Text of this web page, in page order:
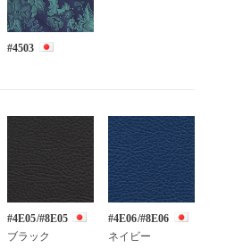
#4503
#4E05/#8E05
ブラック
#4E06/#8E06
ネイビー